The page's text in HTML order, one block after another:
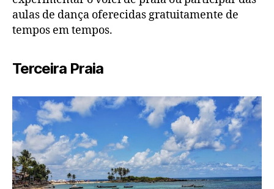
aulas de dança oferecidas gratuitamente de
tempos em tempos.
Terceira Praia